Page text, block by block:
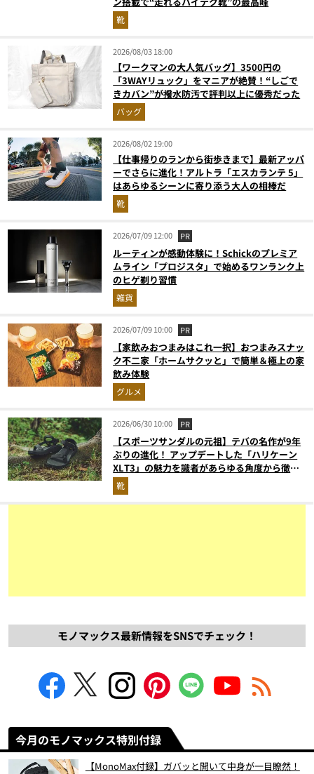
靴
2026/08/03 18:00
【ワークマンの大人気バッグ】3500円の
「3WAYリュック」をマニアが絶賛！“しごで
きカバン”が撥水防汚で評判以上に優秀だった
バッグ
2026/08/02 19:00
【仕事帰りのランから街歩きまで】最新アッパ
ーでさらに進化！アルトラ「エスカランテ 5」
はあらゆるシーンに寄り添う大人の相棒だ
靴
2026/07/09 12:00 PR
ルーティンが感動体験に！Schickのプレミア
ムライン「プロジスタ」で始めるワンランク上
のヒゲ剃り習慣
雑貨
2026/07/09 10:00 PR
【家飲みおつまみはこれ一択】おつまみスナッ
ク不二家「ホームサクッと」で簡単＆極上の家
飲み体験
グルメ
2026/06/30 10:00 PR
【スポーツサンダルの元祖】テバの名作が9年
ぶりの進化！ アップデートした「ハリケーン
XLT3」の魅力を識者があらゆる角度から徹底
解説！
靴
モノマックス最新情報をSNSでチェック！
今月のモノマックス特別付録
【MonoMax付録】ガバッと開いて中身が一目瞭然！